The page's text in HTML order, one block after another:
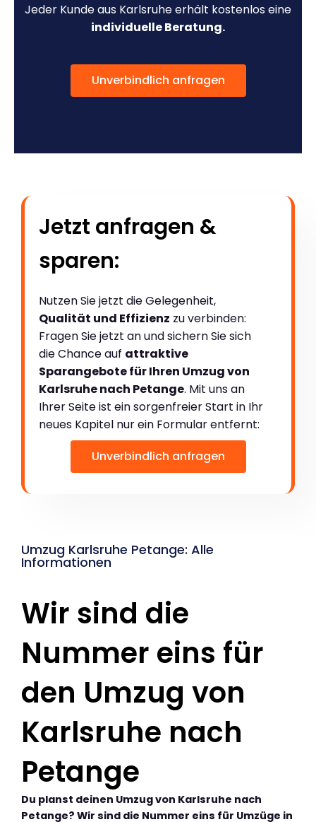
Jeder Kunde aus Karlsruhe erhält kostenlos eine
individuelle Beratung.
Unverbindlich anfragen
Jetzt anfragen &
sparen:
Nutzen Sie jetzt die Gelegenheit,
Qualität und Effizienz zu verbinden:
Fragen Sie jetzt an und sichern Sie sich
die Chance auf attraktive
Sparangebote für Ihren Umzug von
Karlsruhe nach Petange. Mit uns an
Ihrer Seite ist ein sorgenfreier Start in Ihr
neues Kapitel nur ein Formular entfernt:
Unverbindlich anfragen
Umzug Karlsruhe Petange: Alle
Informationen
Wir sind die
Nummer eins für
den Umzug von
Karlsruhe nach
Petange
Du planst deinen Umzug von Karlsruhe nach
Petange? Wir sind die Nummer eins für Umzüge in